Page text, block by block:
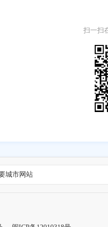
扫一扫
城市网站